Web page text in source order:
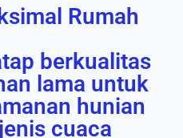
Rumah
berkualitas
lama untuk
hunian
cuaca